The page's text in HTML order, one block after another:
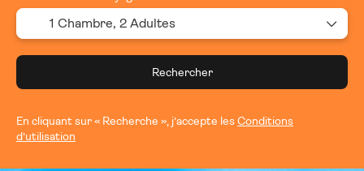
1 Chambre, 2 Adultes
Rechercher
En cliquant sur « Recherche », j’accepte lesConditions
d’utilisation